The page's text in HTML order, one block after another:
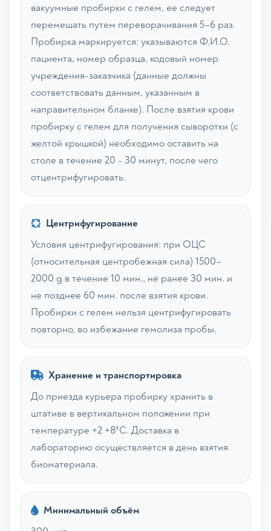
вакуумные пробирки с гелем, ее следует
перемешать путем переворачивания 5–6 раз.
Пробирка маркируется: указываются Ф.И.О.
пациента, номер образца, кодовый номер
учреждения-заказчика (данные должны
соответствовать данным, указанным в
направительном бланке). После взятия крови
пробирку с гелем для получения сыворотки (с
желтой крышкой) необходимо оставить на
столе в течение 20 - 30 минут, после чего
отцентрифугировать.
Центрифугирование
Условия центрифугирования: при ОЦС
(относительная центробежная сила) 1500–
2000 g в течение 10 мин., не ранее 30 мин. и
не позднее 60 мин. после взятия крови.
Пробирки с гелем нельзя центрифугировать
повторно, во избежание гемолиза пробы.
Хранение и транспортировка
До приезда курьера пробирку хранить в
штативе в вертикальном положении при
температуре +2 +8ºС. Доставка в
лабораторию осуществляется в день взятия
биоматериала.
Минимальный объём